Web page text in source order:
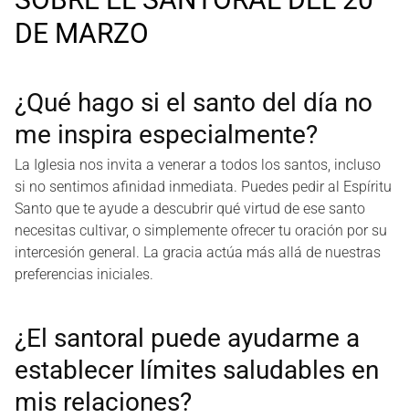
DE MARZO
¿Qué hago si el santo del día no
me inspira especialmente?
La Iglesia nos invita a venerar a todos los santos, incluso
si no sentimos afinidad inmediata. Puedes pedir al Espíritu
Santo que te ayude a descubrir qué virtud de ese santo
necesitas cultivar, o simplemente ofrecer tu oración por su
intercesión general. La gracia actúa más allá de nuestras
preferencias iniciales.
¿El santoral puede ayudarme a
establecer límites saludables en
mis relaciones?